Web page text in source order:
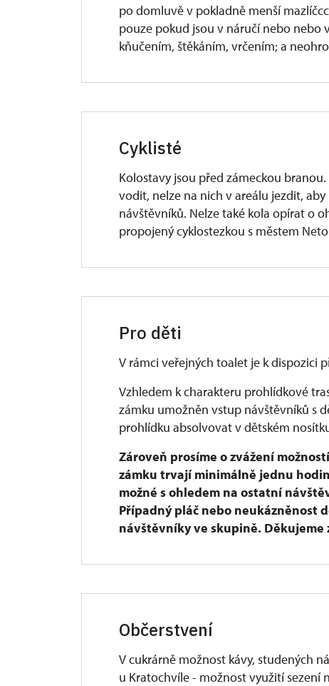
po domluvě v pokladně menší
pouze pokud jsou v náručí nebo nebo
kňučením, štěkáním, vrčením; a
Cyklisté
Kolostavy jsou před zámeckou
vodit, nelze na nich v areálu jezdit,
návštěvníků. Nelze také kola opírat o
propojený cyklostezkou s městem
Pro děti
V rámci veřejných toalet je k dispozici
Vzhledem k charakteru prohlídkové
zámku umožněn vstup návštěvníků s
prohlídku absolvovat v dětském
Zároveň prosíme o zvážení
zámku trvají minimálně jednu
možné s ohledem na ostatní
Případný pláč nebo neukázněnost
návštěvníky ve skupině. Děkujeme
Občerstvení
V cukrárně možnost kávy, studených
u Kratochvíle - možnost využití sezení